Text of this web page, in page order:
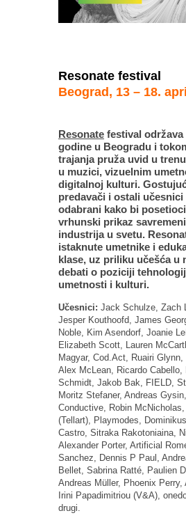
Resonate festival
Beograd, 13 – 18.
Resonate festival održava
godine u Beogradu i
trajanja pruža uvid u
u muzici, vizuelnim
digitalnoj kulturi.
predavači i ostali
odabrani kako bi
vrhunski prikaz
industrija u svetu.
istaknute umetnike i
klase, uz priliku učešća u
debati o poziciji
umetnosti i kulturi.
Učesnici: Jack Schulze, Zach
Jesper Kouthoofd, James
Noble, Kim Asendorf, Joanie
Elizabeth Scott, Lauren
Magyar, Cod.Act, Ruairi Glynn,
Alex McLean, Ricardo Cabello,
Schmidt, Jakob Bak, FIELD,
Moritz Stefaner, Andreas
Conductive, Robin
(Tellart), Playmodes,
Castro, Sitraka Rakotoniaina,
Alexander Porter, Artificial
Sanchez, Dennis P Paul,
Bellet, Sabrina Ratté, Paulien
Andreas Müller, Phoenix Perry,
Irini Papadimitriou (V&A),
drugi.